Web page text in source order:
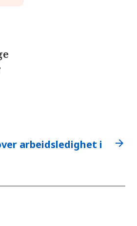
arbeidsledighet i
arrow_forward